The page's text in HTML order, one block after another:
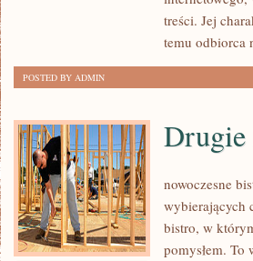
GOSPODARSTWIE
treści. Jej
temu odbiorca
POSTED BY ADMIN
Drugie
nowoczesne
wybierających
bistro, w
pomysłem.